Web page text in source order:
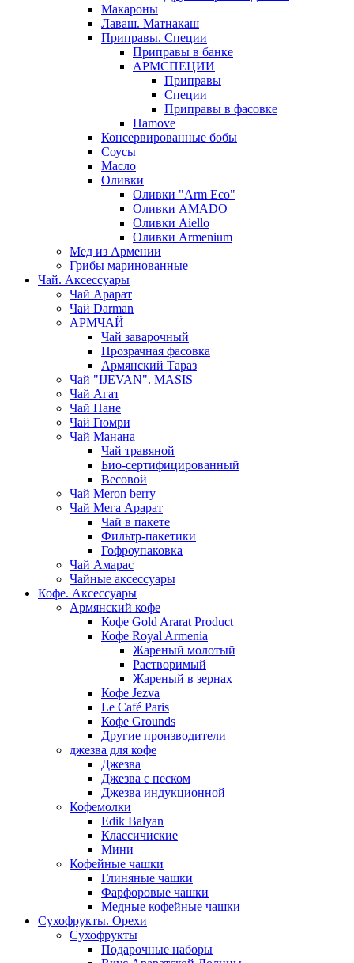
Макароны
Лаваш. Матнакаш
Приправы. Специи
Приправы в банке
АРМСПЕЦИИ
Приправы
Специи
Приправы в фасовке
Hamove
Консервированные бобы
Соусы
Масло
Оливки
Оливки "Arm Eco"
Оливки AMADO
Оливки Aiello
Оливки Armenium
Мед из Армении
Грибы маринованные
Чай. Аксессуары
Чай Арарат
Чай Darman
АРМЧАЙ
Чай заварочный
Прозрачная фасовка
Армянский Тараз
Чай "IJEVAN". MASIS
Чай Агат
Чай Нане
Чай Гюмри
Чай Манана
Чай травяной
Био-сертифицированный
Весовой
Чай Meron berry
Чай Мега Арарат
Чай в пакете
Фильтр-пакетики
Гофроупаковка
Чай Амарас
Чайные аксессуары
Кофе. Аксессуары
Армянский кофе
Кофе Gold Ararat Product
Кофе Royal Armenia
Жареный молотый
Растворимый
Жареный в зернах
Кофе Jezva
Le Café Paris
Кофе Grounds
Другие производители
джезва для кофе
Джезва
Джезва с песком
Джезва индукционной
Кофемолки
Edik Balyan
Классичиские
Мини
Кофейные чашки
Глиняные чашки
Фарфоровые чашки
Медные кофейные чашки
Сухофрукты. Орехи
Сухофрукты
Подарочные наборы